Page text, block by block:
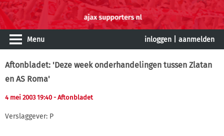
Menu inloggen aanmelden
Aftonbladet: 'Deze week onderhandelingen tussen Zlatan
en AS Roma'
4 mei 2003 19:40 - Aftonbladet
Verslaggever: P